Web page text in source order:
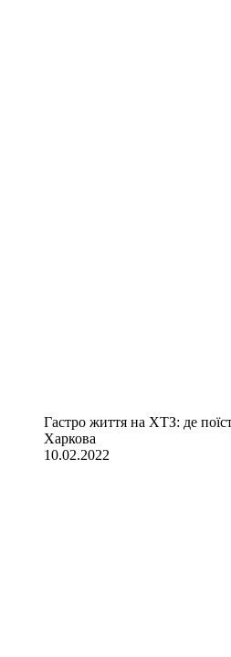
Гастро життя на ХТЗ: де
Харкова
10.02.2022